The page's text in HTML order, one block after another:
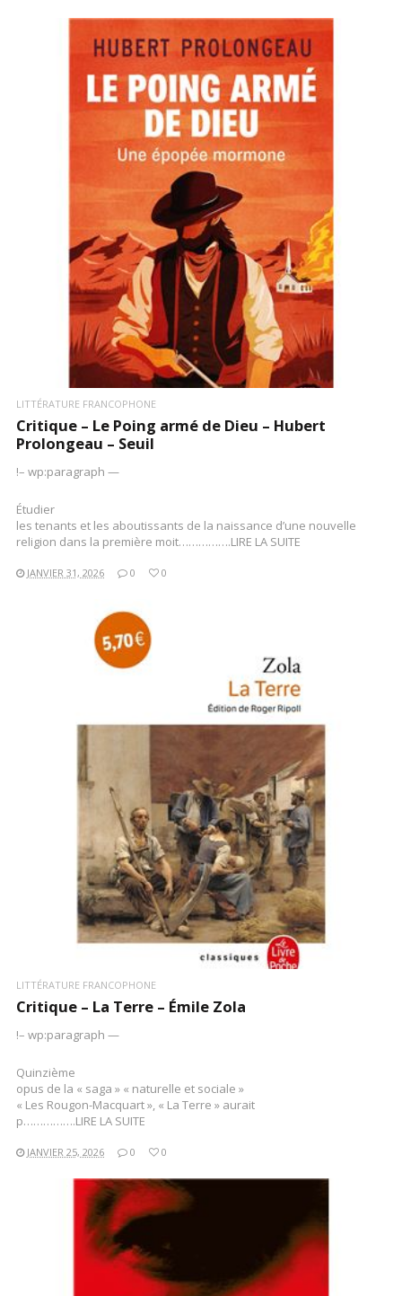
LIRE LA SUITE
LITTÉRATURE FRANCOPHONE
Critique – Le Poing armé de Dieu – Hubert
Prolongeau – Seuil
!– wp:paragraph —
Étudier
les tenants et les aboutissants de la naissance d’une nouvelle
religion dans la première moit…………….LIRE LA SUITE
JANVIER 31, 2026 0 0
LIRE LA SUITE
LITTÉRATURE FRANCOPHONE
Critique – La Terre – Émile Zola
!– wp:paragraph —
Quinzième
opus de la « saga » « naturelle et sociale »
« Les Rougon-Macquart », « La Terre » aurait
p…………….LIRE LA SUITE
JANVIER 25, 2026 0 0